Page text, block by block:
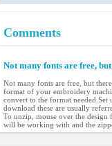
Comments
Not many fonts are free,
Not many fonts are free, but
format of your embroidery
convert to the format
download these are usually
To unzip, mouse over the
will be working with and the